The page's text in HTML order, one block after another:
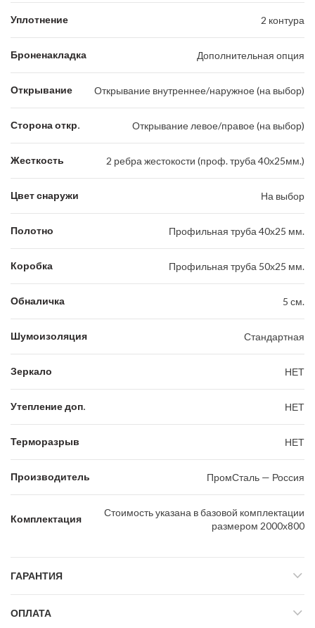
Уплотнение 2 контура
Броненакладка Дополнительная опция
Открывание Открывание внутреннее/наружное (на выбор)
Сторона откр. Открывание левое/правое (на выбор)
Жесткость 2 ребра жестокости (проф. труба 40х25мм.)
Цвет снаружи На выбор
Полотно Профильная труба 40х25 мм.
Коробка Профильная труба 50х25 мм.
Обналичка 5 см.
Шумоизоляция Стандартная
Зеркало НЕТ
Утепление доп. НЕТ
Терморазрыв НЕТ
Производитель ПромСталь — Россия
Комплектация
Стоимость указана в базовой комплектации
размером 2000х800
ГАРАНТИЯ
ОПЛАТА